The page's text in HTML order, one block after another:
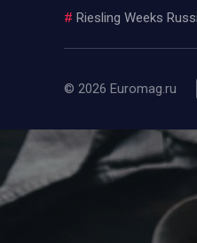
# Riesling Weeks
© 2026 Euromag.ru